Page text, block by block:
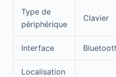
Type de
périphérique
Clavier
Interface
Localisation